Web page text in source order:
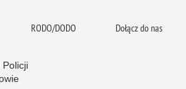
Policji
RODO/DODO Dołącz do nas